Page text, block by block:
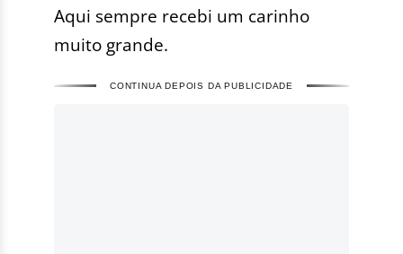
Aqui sempre recebi um carinho
muito grande.
CONTINUA DEPOIS DA PUBLICIDADE